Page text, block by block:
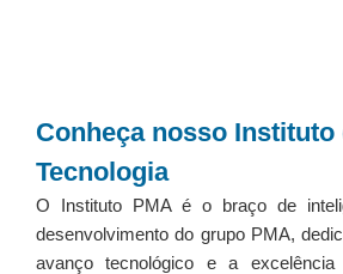
Conheça nosso Instituto
Tecnologia
O Instituto PMA é o braço de
desenvolvimento do grupo PMA,
avanço tecnológico e a